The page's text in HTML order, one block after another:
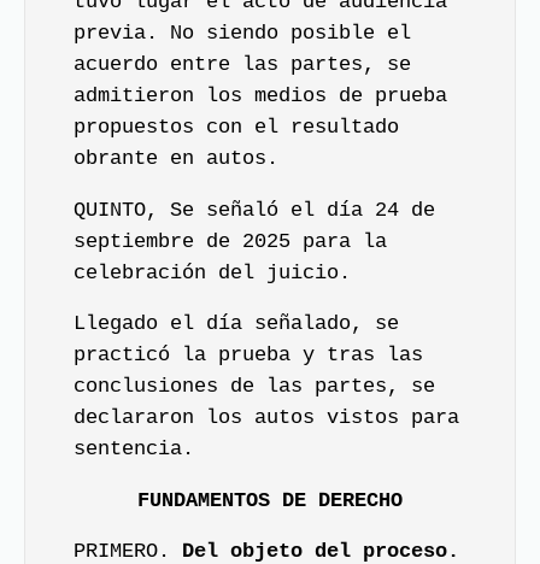
previa. No siendo posible el
acuerdo entre las partes, se
admitieron los medios de prueba
propuestos con el resultado
obrante en autos.
QUINTO, Se señaló el día 24 de
septiembre de 2025 para la
celebración del juicio.
Llegado el día señalado, se
practicó la prueba y tras las
conclusiones de las partes, se
declararon los autos vistos para
sentencia.
FUNDAMENTOS DE DERECHO
PRIMERO. Del objeto del proceso.